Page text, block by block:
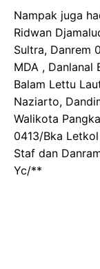
Nampak juga
Ridwan
Sultra, Danrem
MDA , Danlanal
Balam Lettu
Naziarto,
Walikota
0413/Bka
Staf dan
Yc/**